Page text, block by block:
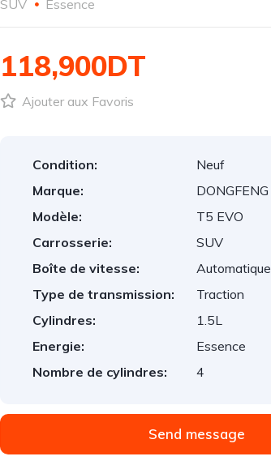
SUV Essence
118,900DT
Ajouter aux Favoris
Condition:
Neuf
Marque:
DONGFENG
Modèle:
T5 EVO
Carrosserie:
SUV
Boîte de vitesse:
Automatique
Type de transmission:
Traction
Cylindres:
1.5L
Energie:
Essence
Nombre de cylindres:
4
Send message